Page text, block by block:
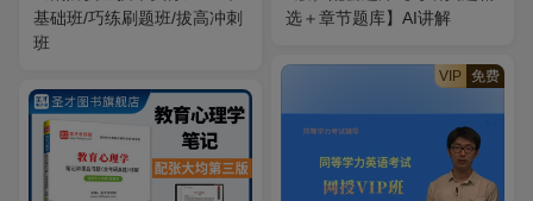
基础班/巧练刷题班/拔高冲刺
班
选＋章节题库】AI讲解
VIP 免费